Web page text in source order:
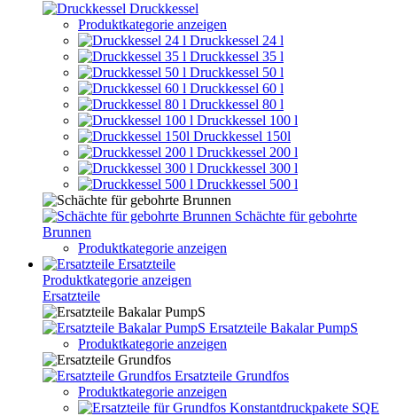
Druckkessel
Produktkategorie anzeigen
Druckkessel 24 l
Druckkessel 35 l
Druckkessel 50 l
Druckkessel 60 l
Druckkessel 80 l
Druckkessel 100 l
Druckkessel 150l
Druckkessel 200 l
Druckkessel 300 l
Druckkessel 500 l
Schächte für gebohrte
Brunnen
Produktkategorie anzeigen
Ersatzteile
Produktkategorie anzeigen
Ersatzteile
Ersatzteile Bakalar PumpS
Produktkategorie anzeigen
Ersatzteile Grundfos
Produktkategorie anzeigen